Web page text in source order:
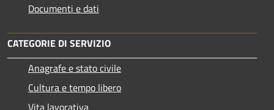
Documenti e dati
CATEGORIE DI SERVIZIO
Anagrafe e stato civile
Cultura e tempo libero
Vita lavorativa